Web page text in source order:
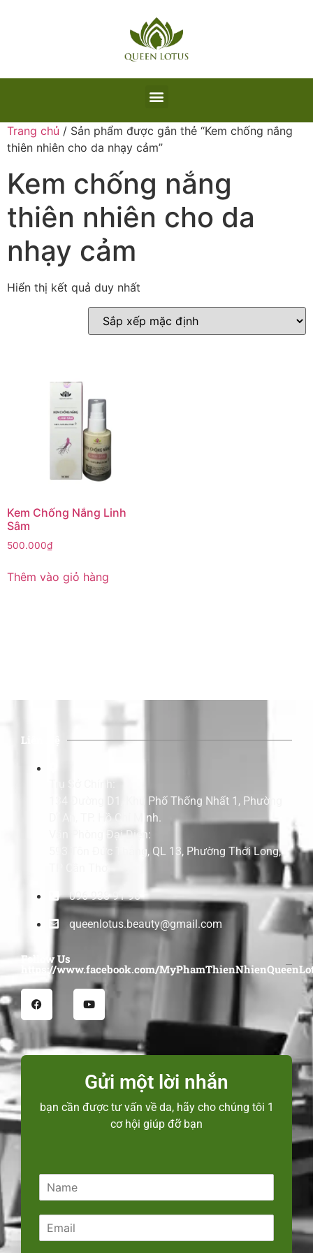
Trang chủ / Sản phẩm được gắn thẻ “Kem chống nắng
thiên nhiên cho da nhạy cảm”
Kem chống nắng
thiên nhiên cho da
nhạy cảm
Hiển thị kết quả duy nhất
Kem Chống Nắng Linh
Sâm
500.000₫
Thêm vào giỏ hàng
Liên Hệ
134 Đường D1, Khu Phố Thống Nhất 1, Phường
Dĩ An, TP. Hồ Chí Minh.
Văn Phòng Đại Diện:
593 Tôn Đức Thắng, QL 13, Phường Thới Long,
096 938 91 96
queenlotus.beauty@gmail.com
Follow Us
https://www.facebook.com/
Gửi một lời nhắn
bạn cần được tư vấn về da, hãy cho chúng tôi 1
cơ hội giúp đỡ bạn
m